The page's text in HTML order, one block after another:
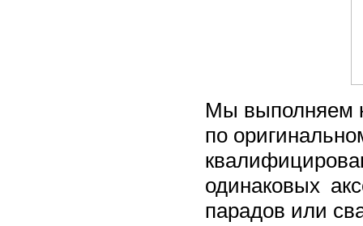
Мы выполняем
по
одинаковых
парадов или